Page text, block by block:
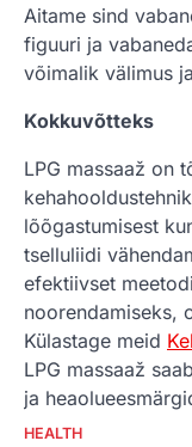
Aitame sind
figuuri ja
võimalik välimus
Kokkuvõtteks
LPG massaaž on
lõõgastumisest
tselluliidi
efektiivset
noorendamiseks,
Külastage meid
LPG massaaž
ja
HEALTH